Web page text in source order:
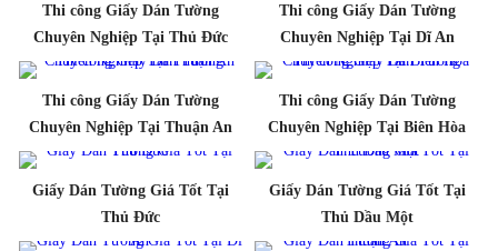
Thi công Giấy Dán Tường
Chuyên Nghiệp Tại Thủ Đức
Thi công Giấy Dán Tường
Chuyên Nghiệp Tại Dĩ An
Thi công Giấy Dán Tường
Chuyên Nghiệp Tại Thuận An
Thi công Giấy Dán Tường
Chuyên Nghiệp Tại Biên Hòa
Giấy Dán Tường Giá Tốt Tại
Thủ Đức
Giấy Dán Tường Giá Tốt Tại
Thủ Dầu Một